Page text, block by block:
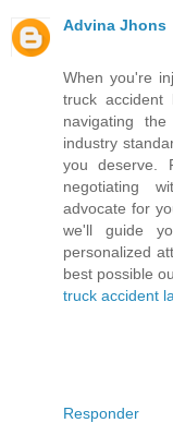
Advina Jhons
When you're
truck accident
navigating
industry
you deserve.
negotiating
advocate for
we'll guide
personalized
best possible
truck accident
Responder